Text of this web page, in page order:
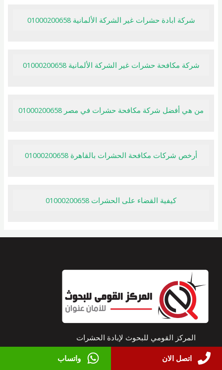
شركة ابادة حشرات غير الشركة الألمانية 01000200658
شركة مكافحة حشرات غير الشركة الألمانية 01000200658
من هي أفضل شركة مكافحة حشرات في مصر 01000200658
أرخص شركات مكافحة الحشرات بالقاهرة 01000200658
كيفية القضاء على الحشرات 01000200658
المركز القومي للبحوث لإبادة الحشرات
اتصل الان واتساب